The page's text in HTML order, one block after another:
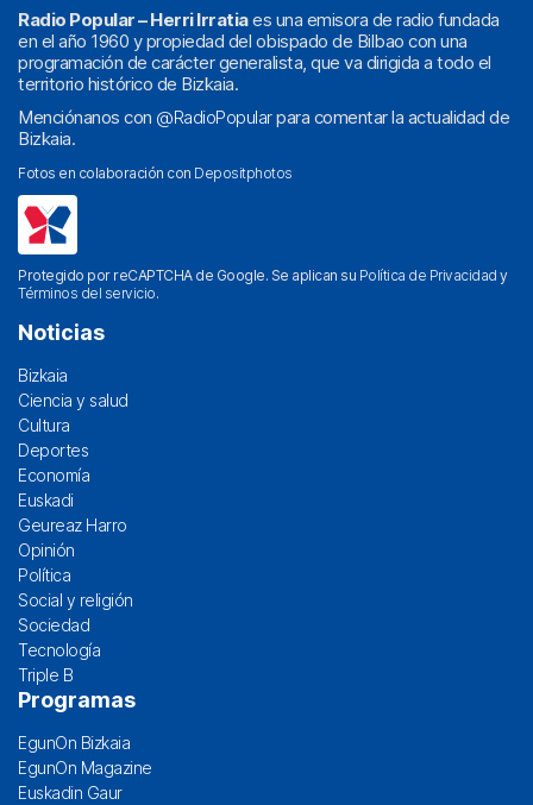
Radio Popular – Herri Irratiaes una emisora de radio fundada
en el año 1960 y propiedad del obispado de Bilbao con una
programación de carácter generalista, que va dirigida a todo el
territorio histórico de Bizkaia.
Menciónanos con @RadioPopularpara comentar la actualidad de
Bizkaia.
Fotos en colaboración con Depositphotos
Protegido por reCAPTCHA de Google. Se aplican su Política de Privacidad y
Términos del servicio.
Noticias
Bizkaia
Ciencia y salud
Cultura
Deportes
Economía
Euskadi
Geureaz Harro
Opinión
Política
Social y religión
Sociedad
Tecnología
Triple B
Programas
EgunOn Bizkaia
EgunOn Magazine
Euskadin Gaur